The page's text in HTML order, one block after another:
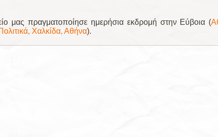
μας πραγματοποίησε ημερήσια εκδρομή στην Εύβοια (
Χαλκίδα, Αθήνα).